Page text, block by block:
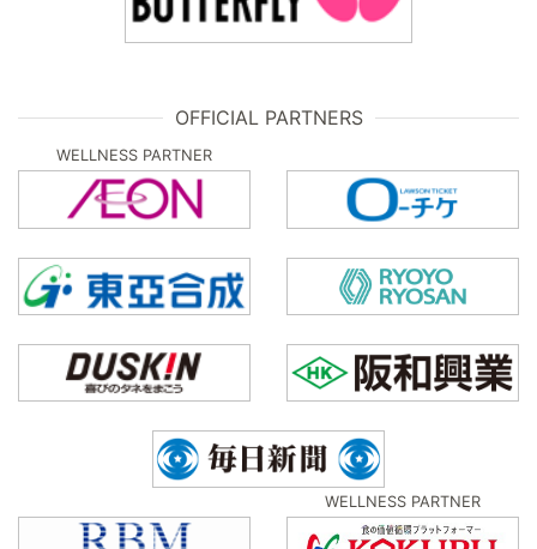
OFFICIAL PARTNERS
WELLNESS PARTNER
WELLNESS PARTNER